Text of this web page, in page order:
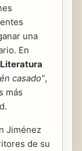
una
En
casado”,
más
Jiménez
de su